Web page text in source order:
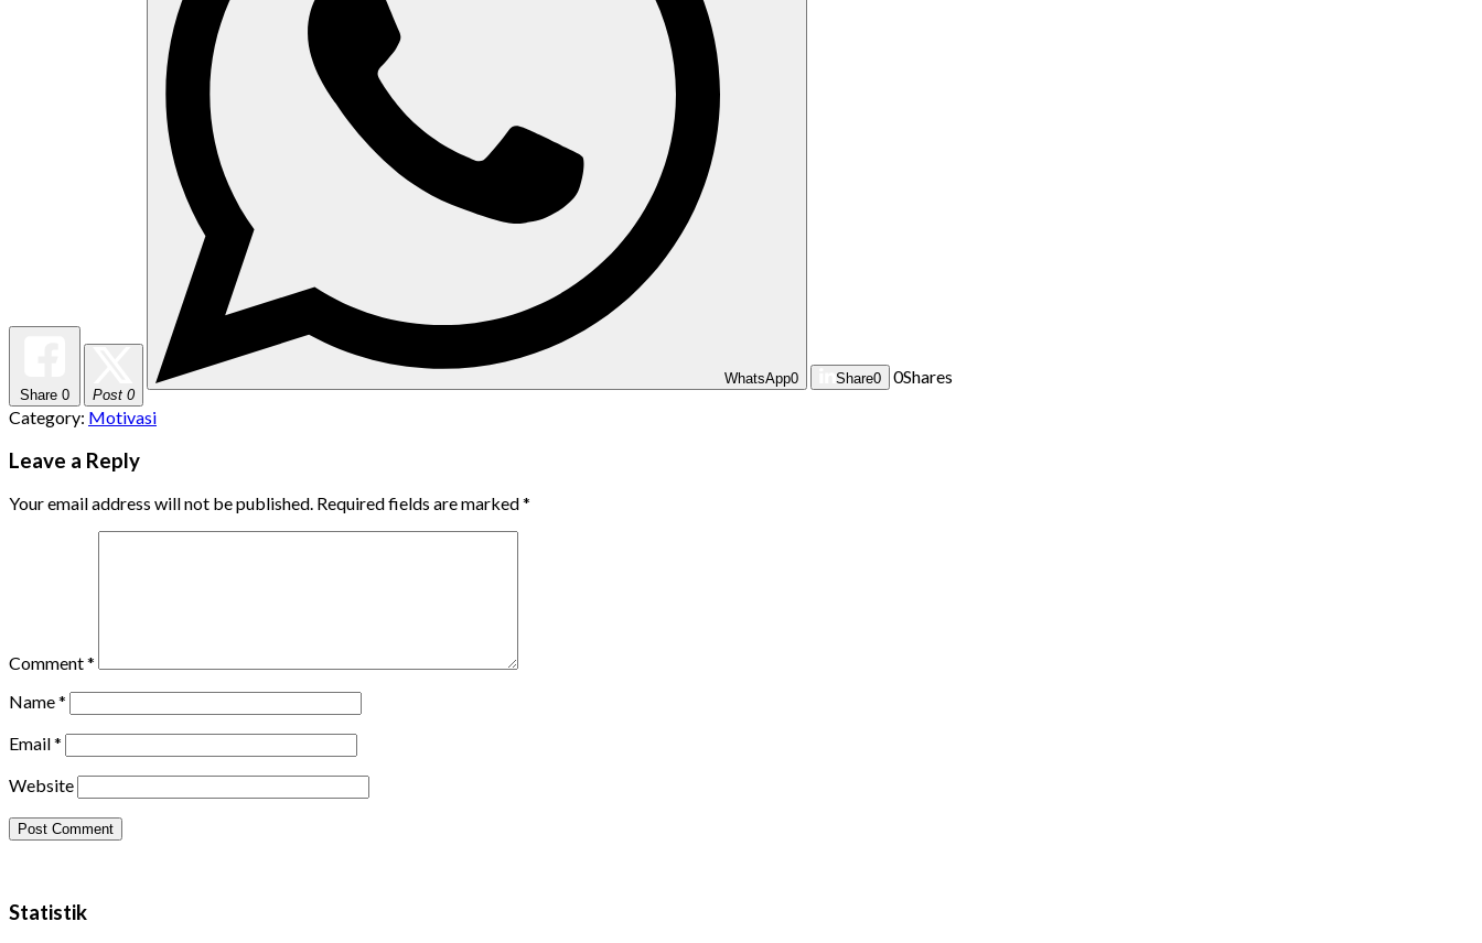
Share 0 Post 0
WhatsApp0 Share0 0Shares
Category: Motivasi
Leave a Reply
Your email address will not be published. Required fields are marked*
Comment*
Name*
Email*
Website
Statistik